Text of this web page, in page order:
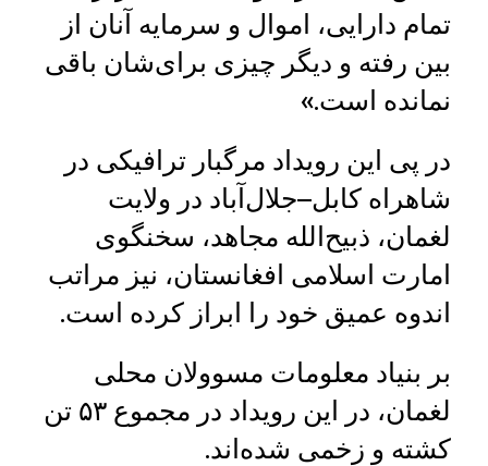
تمام دارایی، اموال و سرمایه آنان از
بین رفته و دیگر چیزی برای‌شان باقی
نمانده است.»
در پی این رویداد مرگبار ترافیکی در
شاهراه کابل–جلال‌آباد در ولایت
لغمان، ذبیح‌الله مجاهد، سخنگوی
امارت اسلامی افغانستان، نیز مراتب
اندوه عمیق خود را ابراز کرده است.
بر بنیاد معلومات مسوولان محلی
لغمان، در این رویداد در مجموع ۵۳ تن
کشته و زخمی شده‌اند.